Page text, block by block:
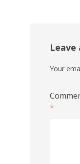
Leave
Your
*